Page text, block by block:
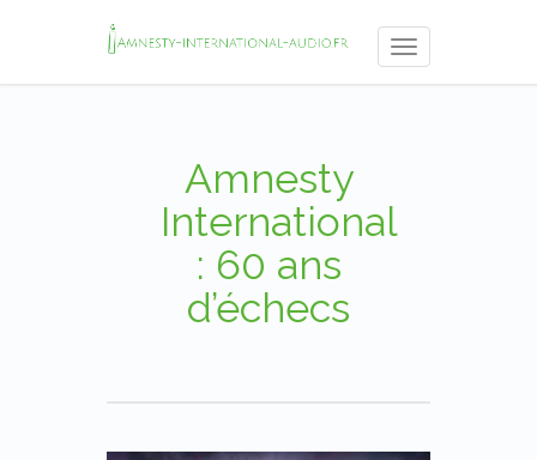
Toggle
navigation
Amnesty
International
: 60 ans
d’échecs